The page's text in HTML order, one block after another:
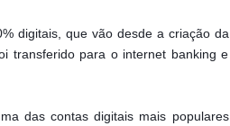
digitais, que vão desde a criação da
transferido para o internet banking e
das contas digitais mais populares